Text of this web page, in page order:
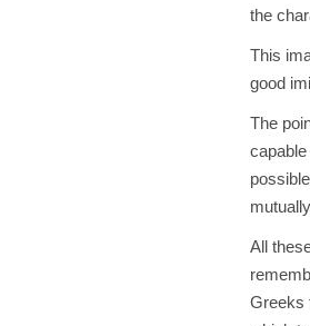
the
This
good
The
All
Greeks